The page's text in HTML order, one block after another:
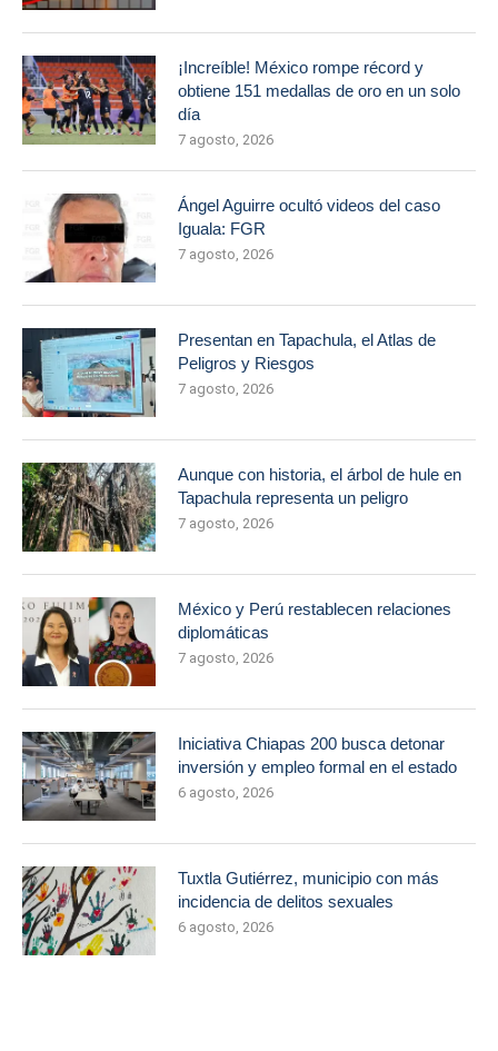
¡Increíble! México rompe récord y
obtiene 151 medallas de oro en un solo
día
7 agosto, 2026
Ángel Aguirre ocultó videos del caso
Iguala: FGR
7 agosto, 2026
Presentan en Tapachula, el Atlas de
Peligros y Riesgos
7 agosto, 2026
Aunque con historia, el árbol de hule en
Tapachula representa un peligro
7 agosto, 2026
México y Perú restablecen relaciones
diplomáticas
7 agosto, 2026
Iniciativa Chiapas 200 busca detonar
inversión y empleo formal en el estado
6 agosto, 2026
Tuxtla Gutiérrez, municipio con más
incidencia de delitos sexuales
6 agosto, 2026